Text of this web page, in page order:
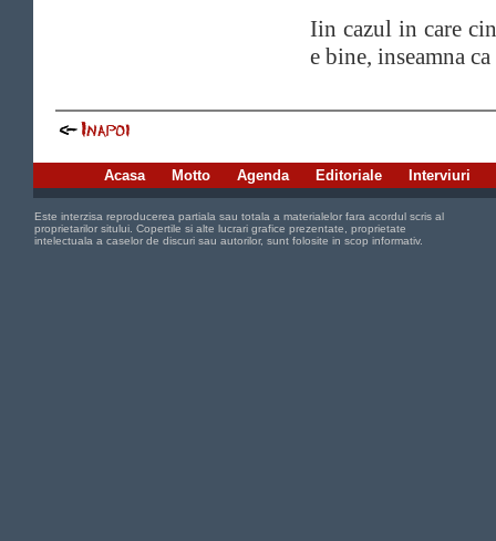
Iin cazul in care
e bine, inseamna
Acasa Motto Agenda Editoriale Interviuri
Este interzisa reproducerea partiala sau totala a materialelor fara acordul scris al
proprietarilor sitului. Copertile si alte lucrari grafice prezentate, proprietate
intelectuala a caselor de discuri sau autorilor, sunt folosite in scop informativ.